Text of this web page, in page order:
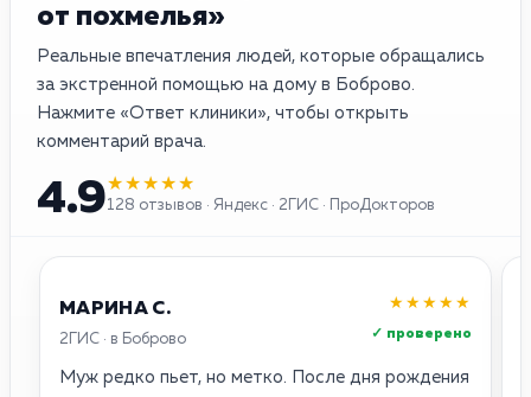
от похмелья»
Реальные впечатления людей, которые обращались
за экстренной помощью на дому в Боброво.
Нажмите «Ответ клиники», чтобы открыть
комментарий врача.
4.9★★★★★
128 отзывов · Яндекс · 2ГИС · ПроДокторов
МАРИНА С.
2ГИС · в Боброво
★★★★★
✓ проверено
Муж редко пьет, но метко. После дня рождения